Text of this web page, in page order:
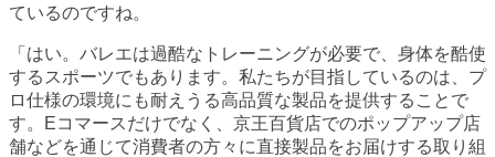
ているのですね。
「はい。バレエは過酷なトレーニングが必要で、身体を酷使
するスポーツでもあります。私たちが目指しているのは、プ
ロ仕様の環境にも耐えうる高品質な製品を提供することで
す。Eコマースだけでなく、京王百貨店でのポップアップ店
舗などを通じて消費者の方々に直接製品をお届けする取り組